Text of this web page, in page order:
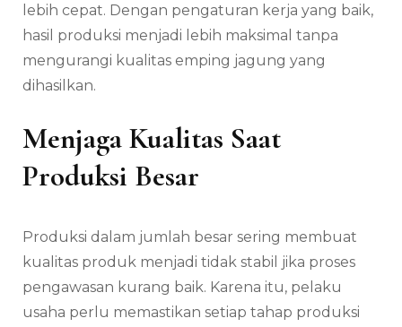
lebih cepat. Dengan pengaturan kerja yang baik,
hasil produksi menjadi lebih maksimal tanpa
mengurangi kualitas emping jagung yang
dihasilkan.
Menjaga Kualitas Saat
Produksi Besar
Produksi dalam jumlah besar sering membuat
kualitas produk menjadi tidak stabil jika proses
pengawasan kurang baik. Karena itu, pelaku
usaha perlu memastikan setiap tahap produksi